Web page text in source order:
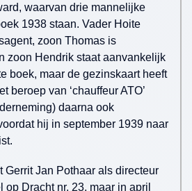
waarvan drie mannelijke
1938 staan. Vader Hoite
zoon Thomas is
zoon Hendrik staat aanvankelijk
boek, maar de gezinskaart heeft
beroep van ‘chauffeur ATO’
daarna ook
hij in september 1939 naar
Gerrit Jan Pothaar als directeur
Dracht nr. 23, maar in april